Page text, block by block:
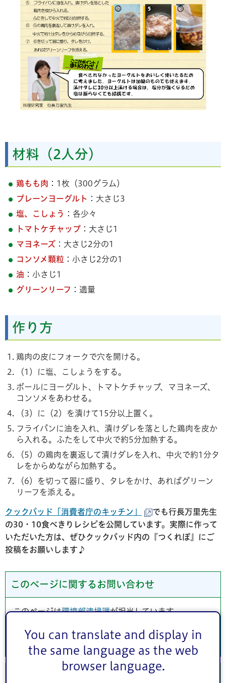
You can translate and display in
the same language as the web
browser language.
材料（2人分）
鶏もも肉 ：1枚（300グラム）
プレーンヨーグルト ：大さじ3
塩、こしょう
：各少々
トマトケチャップ ：大さじ1
マヨネーズ ：大さじ2分の1
コンソメ顆粒 ：小さじ2分の1
油 ：小さじ1
グリーンリーフ ：適量
作り方
鶏肉の皮にフォークで穴を開ける。
（1）に塩、こしょうをする。
ボールにヨーグルト、トマトケチャップ、マヨネーズ、
コンソメをあわせる。
（3）に（2）を漬けて15分以上置く。
フライパンに油を入れ、漬けダレを落とした鶏肉を皮か
ら入れる。ふたをして中火で約5分加熱する。
（5）の鶏肉を裏返して漬けダレを入れ、中火で約1分タ
レをからめながら加熱する。
（6）を切って器に盛り、タレをかけ、あればグリーン
リーフを添える。
クックパッド「消費者庁のキッチン」
でも行長万里先生
の30・10食べきりレシピを公開しています。実際に作って
いただいた方は、ぜひクックパッド内の『つくれぽ』にご
投稿をお願いします♪
このページに関するお問い合わせ
このページは環境部清掃課が担当しています。